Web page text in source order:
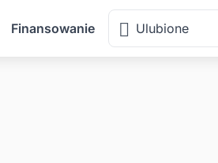
Finansowanie Ulubione